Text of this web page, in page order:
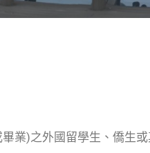
業)之外國留學生、僑生